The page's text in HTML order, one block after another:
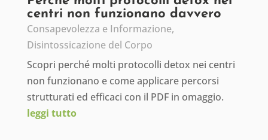
centri non funzionano davvero
Consapevolezza e Informazione,
Disintossicazione del Corpo
Scopri perché molti protocolli detox nei centri
non funzionano e come applicare percorsi
strutturati ed efficaci con il PDF in omaggio.
leggi tutto